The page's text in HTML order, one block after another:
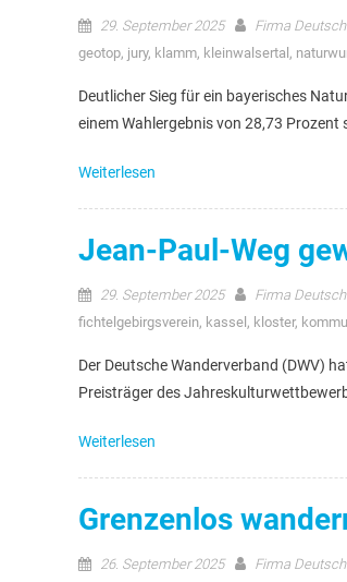
29. September 2025 Firma
geotop, jury, klamm, kleinwalsertal ,
Deutlicher Sieg für ein bayerisches
einem Wahlergebnis von 28,73
Weiterlesen
Jean-Paul-Weg
29. September 2025 Firma
fichtelgebirgsverein, kassel , kloster,
Der Deutsche Wanderverband (DWV)
Preisträger des
Weiterlesen
Grenzenlos
26. September 2025 Firma